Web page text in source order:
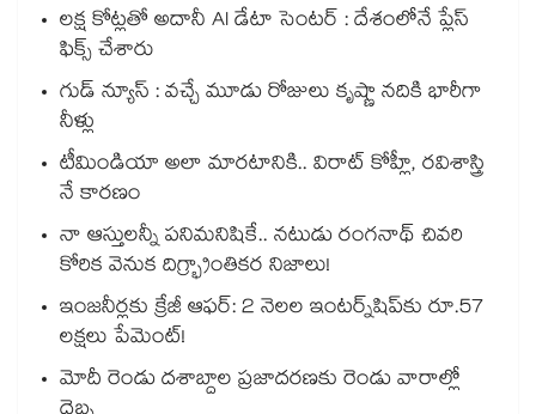
లక్ష కోట్లతో అదానీ AI డేటా సెంటర్ : దేశంలోనే ప్లేస్
ఫిక్స్ చేశారు
గుడ్ న్యూస్ : వచ్చే మూడు రోజులు కృష్ణా నదికి భారీగా
నీళ్లు
టీమిండియా అలా మారటానికి.. విరాట్ కోహ్లీ, రవిశాస్త్రి
నే కారణం
నా ఆస్తులన్నీ పనిమనిషికే.. నటుడు రంగనాథ్ చివరి
కోరిక వెనుక దిగ్భ్రాంతికర నిజాలు!
ఇంజనీర్లకు క్రేజీ ఆఫర్: 2 నెలల ఇంటర్న్‌షిప్‌కు రూ.57
లక్షలు పేమెంట్!
మోదీ రెండు దశాబ్దాల ప్రజాదరణకు రెండు వారాల్లో